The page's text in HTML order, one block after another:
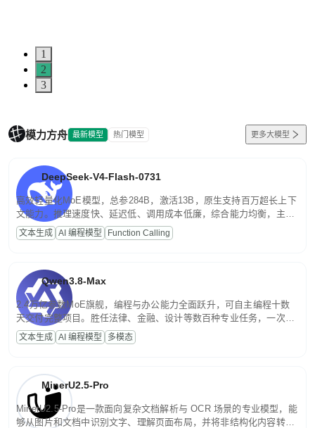
1
2
3
模力方舟 最新模型 热门模型 更多大模型
DeepSeek-V4-Flash-0731
高效轻量化MoE模型，总参284B，激活13B，原生支持百万超长上下
文能力。推理速度快、延迟低、调用成本低廉，综合能力均衡，主打
高并发、轻量化任务，适合日常对话、内容创作、基础 RAG、批量
文案处理等普惠刚需场景。
文本生成 AI 编程模型 Function Calling
Qwen3.8-Max
2.4万亿参数MoE旗舰，编程与办公能力全面跃升，可自主编程十数
天交付完整项目。胜任法律、金融、设计等数百种专业任务，一次对
话端到端交付生产级成果。原生视觉理解贯穿规划、执行与验证全流
程，支持超长文档与长视频的深度语义解析。长程任务中自主规划与
文本生成 AI 编程模型 多模态
MinerU2.5-Pro
MinerU2.5-Pro是一款面向复杂文档解析与 OCR 场景的专业模型，能
够从图片和文档中识别文字、理解页面布局，并将非结构化内容转换